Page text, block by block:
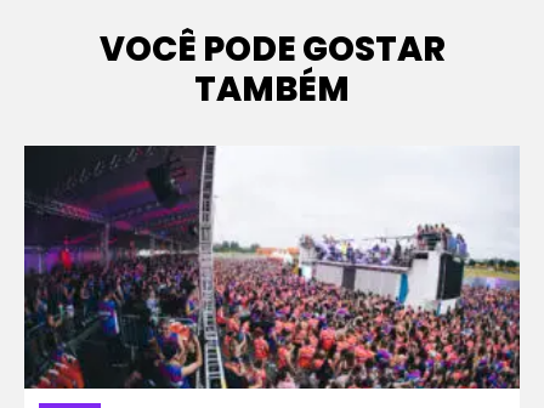
VOCÊ PODE GOSTAR
TAMBÉM